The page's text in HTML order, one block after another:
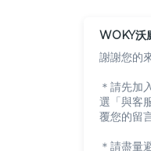
WOKY沃
謝謝您的
＊請先加
選「與客
覆您的留
＊請盡量